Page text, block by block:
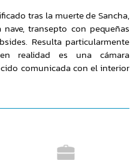
tras la muerte de Sancha,
transepto con pequeñas
Resulta particularmente
realidad es una cámara
comunicada con el interior